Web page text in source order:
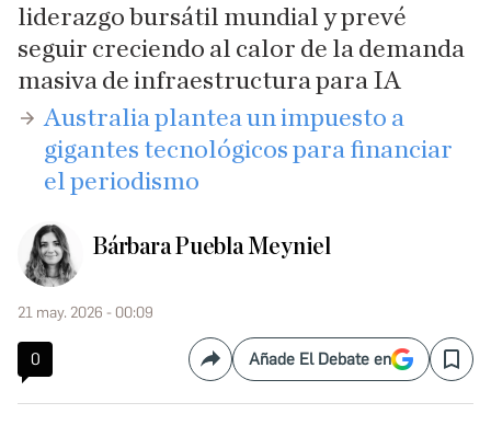
liderazgo bursátil mundial y prevé
seguir creciendo al calor de la demanda
masiva de infraestructura para IA
​Australia plantea un impuesto a
gigantes tecnológicos para financiar
el periodismo
Bárbara Puebla Meyniel
21 may. 2026 - 00:09
0 CompartirAñade El Debate en Save